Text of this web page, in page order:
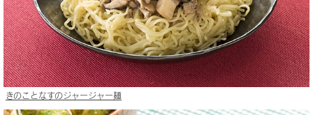
きのことなすのジャージャー麺